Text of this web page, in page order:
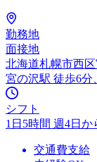
勤務地
面接地
北海道札幌市西
宮の沢駅 徒歩6分
シフト
1日5時間 週4日か
交通費支給